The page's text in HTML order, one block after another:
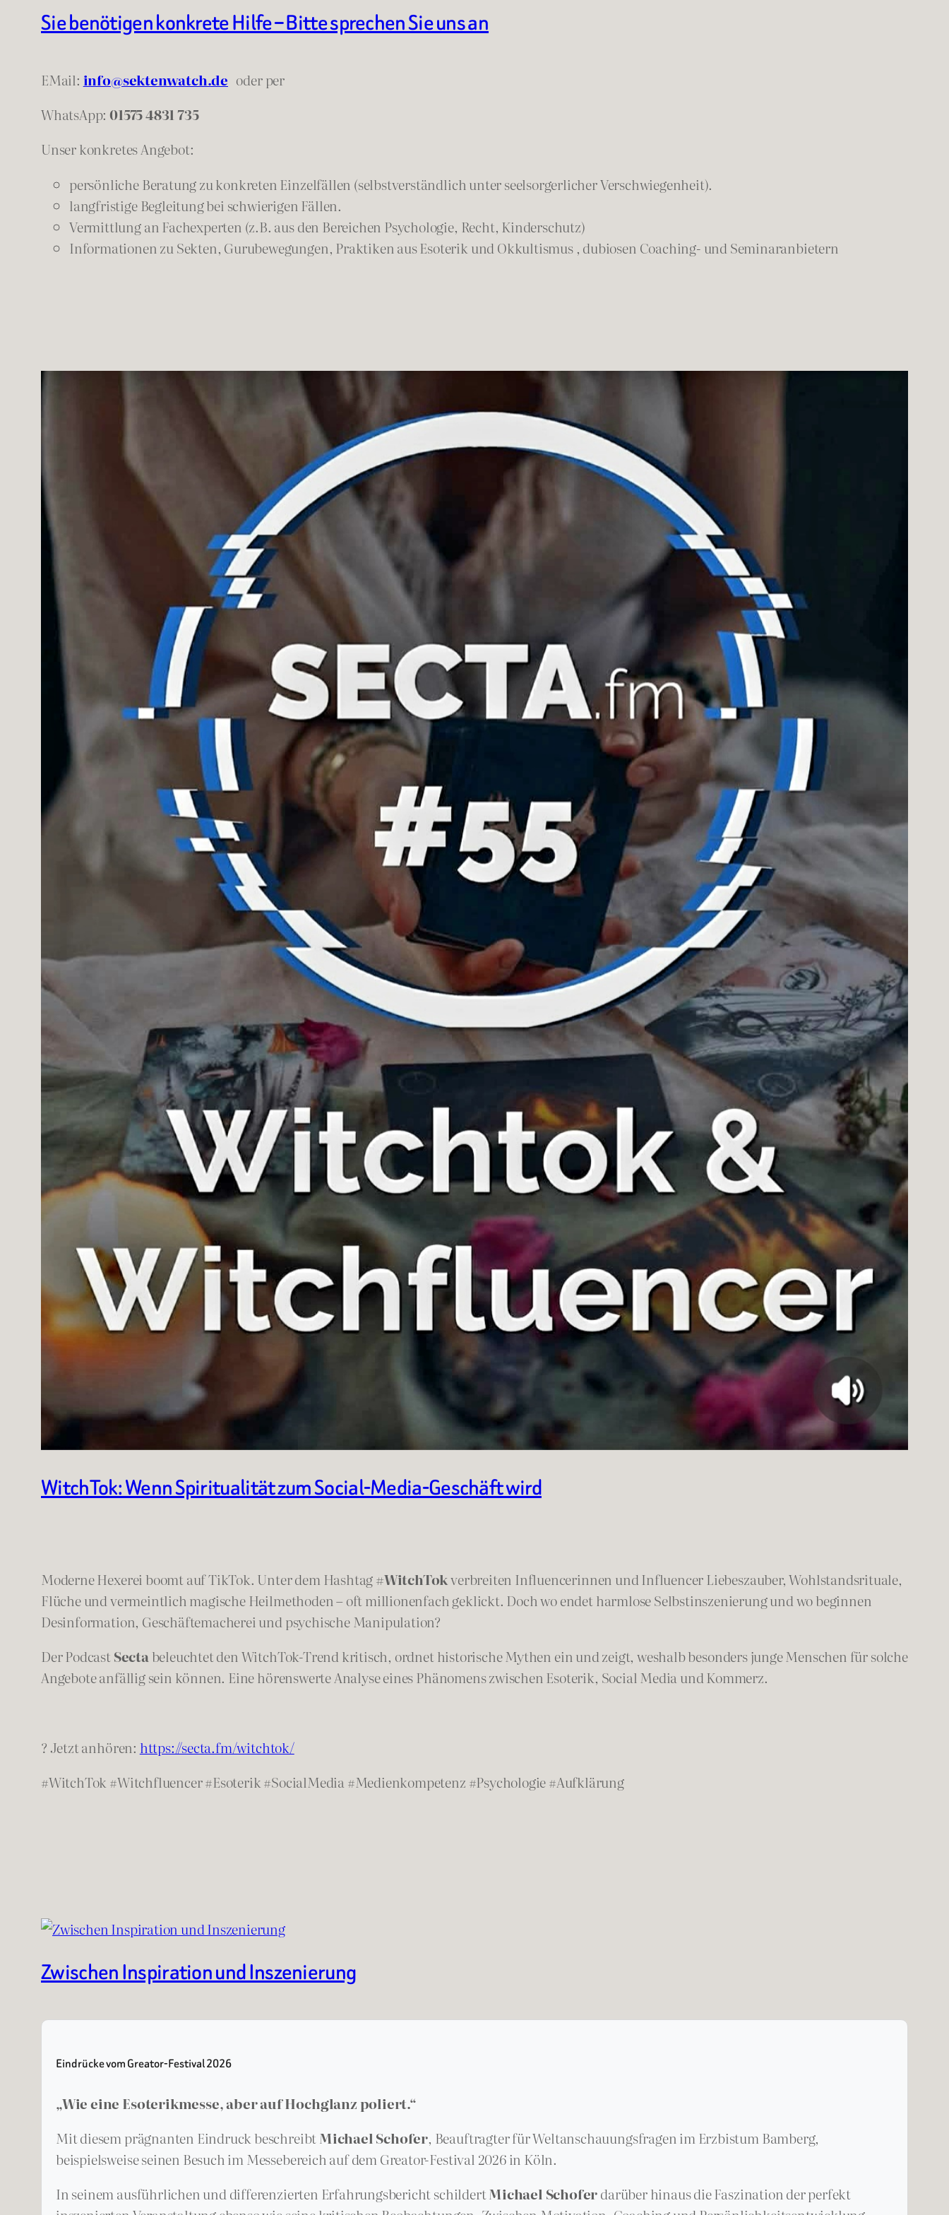
Sie benötigen konkrete Hilfe – Bitte sprechen Sie uns an
EMail: info@sektenwatch.de oderper
WhatsApp:01575 4831 735
Unser konkretes Angebot:
persönliche Beratung zu konkreten Einzelfällen (selbstverständlich unter seelsorgerlicher Verschwiegenheit).
langfristige Begleitung bei schwierigen Fällen.
Vermittlung an Fachexperten (z.B. aus den Bereichen Psychologie, Recht, Kinderschutz)
Informationen zu Sekten, Gurubewegungen, Praktiken aus Esoterik und Okkultismus , dubiosen Coaching- und Seminaranbietern
WitchTok: Wenn Spiritualität zum Social-Media-Geschäft wird
Moderne Hexerei boomt auf TikTok. Unter dem Hashtag#WitchTokverbreiten Influencerinnen und Influencer Liebeszauber, Wohlstandsrituale,
Flüche und vermeintlich magische Heilmethoden – oft millionenfach geklickt. Doch wo endet harmlose Selbstinszenierung und wo beginnen
Desinformation, Geschäftemacherei und psychische Manipulation?
Der PodcastSectabeleuchtet den WitchTok-Trend kritisch, ordnet historische Mythen ein und zeigt, weshalb besonders junge Menschen für solche
Angebote anfällig sein können. Eine hörenswerte Analyse eines Phänomens zwischen Esoterik, Social Media und Kommerz.
? Jetzt anhören: https://secta.fm/witchtok/
#WitchTok #Witchfluencer #Esoterik #SocialMedia #Medienkompetenz #Psychologie #Aufklärung
Zwischen Inspiration und Inszenierung
Eindrücke vom Greator-Festival 2026
„Wie eine Esoterikmesse, aber auf Hochglanz poliert.“
Mit diesem prägnanten Eindruck beschreibtMichael Schofer, Beauftragter für Weltanschauungsfragen im Erzbistum Bamberg,
beispielsweise seinen Besuch im Messebereich auf dem Greator-Festival 2026 in Köln.
In seinem ausführlichen und differenzierten Erfahrungsbericht schildertMichael Schoferdarüber hinaus die Faszination der perfekt